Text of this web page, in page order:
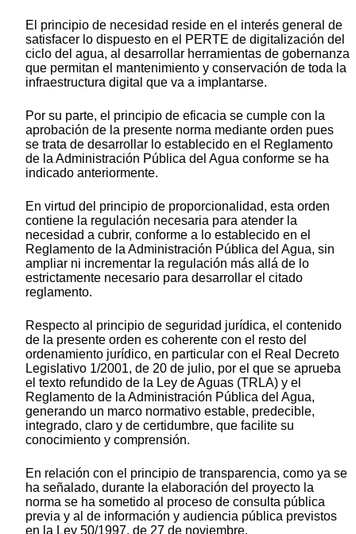
El principio de necesidad reside en el interés general de
satisfacer lo dispuesto en el PERTE de digitalización del
ciclo del agua, al desarrollar herramientas de gobernanza
que permitan el mantenimiento y conservación de toda la
infraestructura digital que va a implantarse.
Por su parte, el principio de eficacia se cumple con la
aprobación de la presente norma mediante orden pues
se trata de desarrollar lo establecido en el Reglamento
de la Administración Pública del Agua conforme se ha
indicado anteriormente.
En virtud del principio de proporcionalidad, esta orden
contiene la regulación necesaria para atender la
necesidad a cubrir, conforme a lo establecido en el
Reglamento de la Administración Pública del Agua, sin
ampliar ni incrementar la regulación más allá de lo
estrictamente necesario para desarrollar el citado
reglamento.
Respecto al principio de seguridad jurídica, el contenido
de la presente orden es coherente con el resto del
ordenamiento jurídico, en particular con el Real Decreto
Legislativo 1/2001, de 20 de julio, por el que se aprueba
el texto refundido de la Ley de Aguas (TRLA) y el
Reglamento de la Administración Pública del Agua,
generando un marco normativo estable, predecible,
integrado, claro y de certidumbre, que facilite su
conocimiento y comprensión.
En relación con el principio de transparencia, como ya se
ha señalado, durante la elaboración del proyecto la
norma se ha sometido al proceso de consulta pública
previa y al de información y audiencia pública previstos
en la Ley 50/1997, de 27 de noviembre.